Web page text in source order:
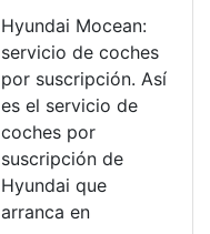
Hyundai Mocean:
servicio de coches
por suscripción. Así
es el servicio de
coches por
suscripción de
Hyundai que
arranca en